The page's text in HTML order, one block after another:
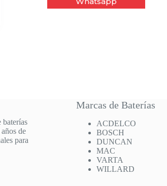
baterías
de
para
Marcas de Baterías
ACDELCO
BOSCH
DUNCAN
MAC
VARTA
WILLARD